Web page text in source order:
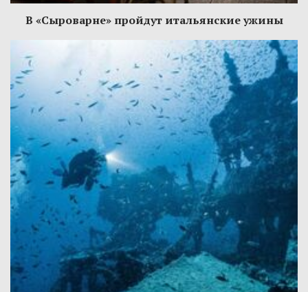
В «Сыроварне» пройдут итальянские ужины